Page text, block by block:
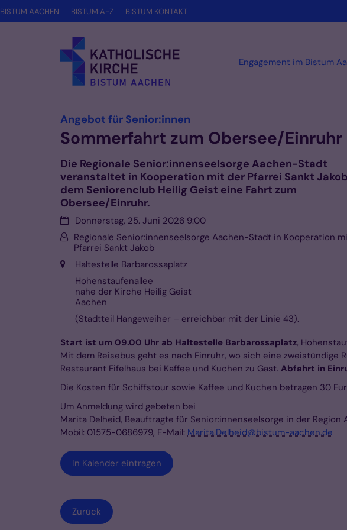
Zum Inhalt springen
Engagement im Bistum
BISTUM AACHEN BISTUM A-Z BISTUM KONTAKT
Angebot für Senior:innen
Sommerfahrt zum Obersee/Einruhr
Die Regionale Senior:innenseelsorge Aachen-Stadt
veranstaltet in Kooperation mit der Pfarrei Sankt
dem Seniorenclub Heilig Geist eine Fahrt zum
Obersee/Einruhr.
Datum:Donnerstag, 25. Juni 2026 9:00
Von:Regionale Senior:innenseelsorge Aachen-Stadt in Kooperation
Pfarrei Sankt Jakob
Ort: Haltestelle Barbarossaplatz
Hohenstaufenallee
nahe der Kirche Heilig Geist
Aachen
(Stadtteil Hangeweiher – erreichbar mit der Linie 43).
Start ist um 09.00 Uhr ab Haltestelle Barbarossaplatz,
Mit dem Reisebus geht es nach Einruhr, wo sich eine
Restaurant Eifelhaus bei Kaffee und Kuchen zu Gast. Abfahrt in
Die Kosten für Schiffstour sowie Kaffee und Kuchen betragen 30
Um Anmeldung wird gebeten bei
Marita Delheid, Beauftragte für Senior:innenseelsorge in der Region
Mobil: 01575-0686979, E-Mail: Marita.Delheid@bistum-aachen.de
In Kalender eintragen
Zurück